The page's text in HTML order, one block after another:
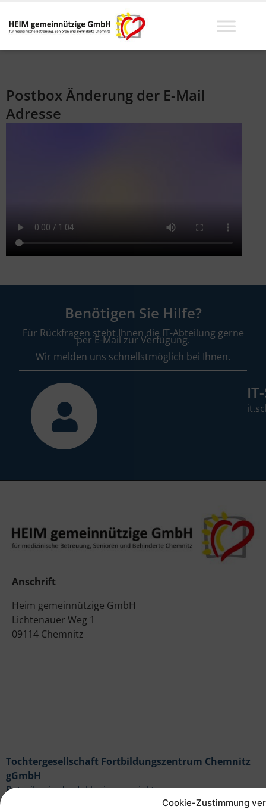
Cookie-Zustimmung
Postbox Änderung der E-Mail
Adresse
Benötigen Sie Hilfe?
Für Rückfragen steht Ihnen die IT-Abteilung gerne
per E-Mail zur Verfügung.
Wir melden uns schnellstmöglich bei Ihnen.
Anschrift
Heim gemeinnützige GmbH
Lichtenauer Weg 1
09114 Chemnitz
Tochtergesellschaft Fortbildungszentrum Chemnitz
gGmbH
Betreiberin des Inklusionsprojektes